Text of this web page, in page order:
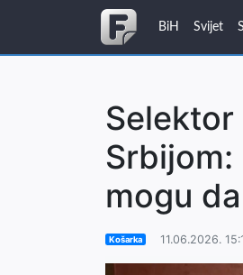
BiH Svijet
mogu
Košarka 11.06.2026.